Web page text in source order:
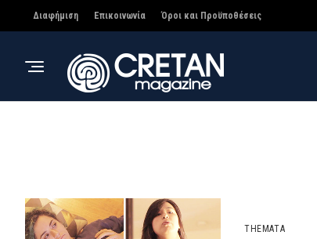
Διαφήμιση Επικοινωνία Όροι και Προϋποθέσεις
THEMATA